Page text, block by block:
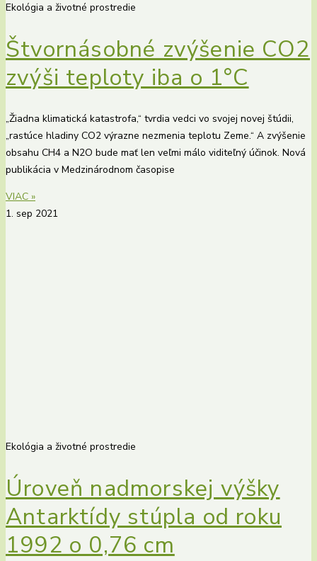
Ekológia a životné prostredie
Štvornásobné zvýšenie CO2
zvýši teploty iba o 1°C
„Žiadna klimatická katastrofa,“ tvrdia vedci vo svojej novej štúdii,
„rastúce hladiny CO2 výrazne nezmenia teplotu Zeme.“ A zvýšenie
obsahu CH4 a N2O bude mať len veľmi málo viditeľný účinok. Nová
publikácia v Medzinárodnom časopise
VIAC »
1. sep 2021
Ekológia a životné prostredie
Úroveň nadmorskej výšky
Antarktídy stúpla od roku
1992 o 0,76 cm